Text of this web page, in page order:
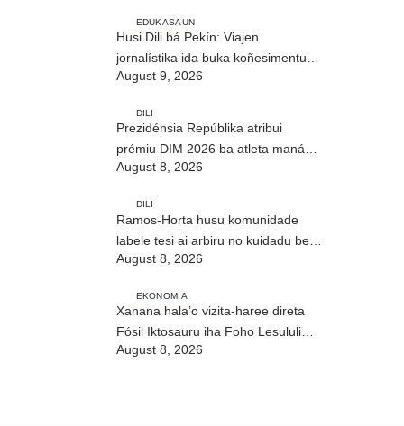
EDUKASAUN
Husi Dili bá Pekín: Viajen
jornalístika ida buka koñesimentu
foun (Parte I)
August 9, 2026
DILI
Prezidénsia Repúblika atribui
prémiu DIM 2026 ba atleta manán-
na’in sira
August 8, 2026
DILI
Ramos-Horta husu komunidade
labele tesi ai arbiru no kuidadu bee-
matan
August 8, 2026
EKONOMIA
Xanana hala’o vizita-haree direta
Fósil Iktosauru iha Foho Lesululi
Kailaku
August 8, 2026